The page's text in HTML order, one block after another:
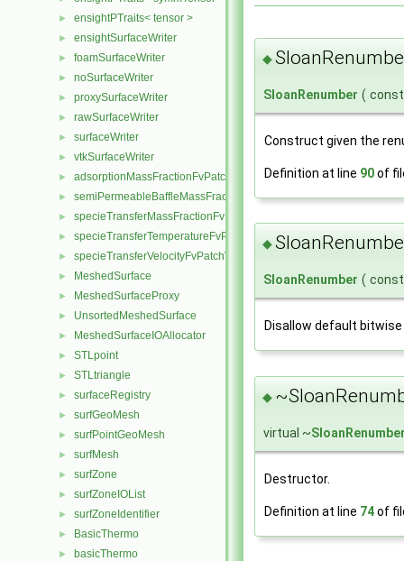
► ensightPTraits< tensor >
► ensightSurfaceWriter
► foamSurfaceWriter
► noSurfaceWriter
► proxySurfaceWriter
► rawSurfaceWriter
► surfaceWriter
► vtkSurfaceWriter
► adsorptionMassFractionFvPatchScalarField
► semiPermeableBaffleMassFractionFvPatchScalarField
► specieTransferMassFractionFvPatchScalarField
► specieTransferTemperatureFvPatchScalarField
► specieTransferVelocityFvPatchVectorField
► MeshedSurface
► MeshedSurfaceProxy
► UnsortedMeshedSurface
► MeshedSurfaceIOAllocator
► STLpoint
► STLtriangle
► surfaceRegistry
► surfGeoMesh
► surfPointGeoMesh
► surfMesh
► surfZone
► surfZoneIOList
► surfZoneIdentifier
► BasicThermo
► basicThermo
◆
SloanRenumber (
Construct given the
Definition at line 90of
◆
SloanRenumber (
Disallow default
◆
virtual ~
Destructor.
Definition at line 74of